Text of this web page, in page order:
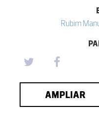
Rubim
AMPLIAR